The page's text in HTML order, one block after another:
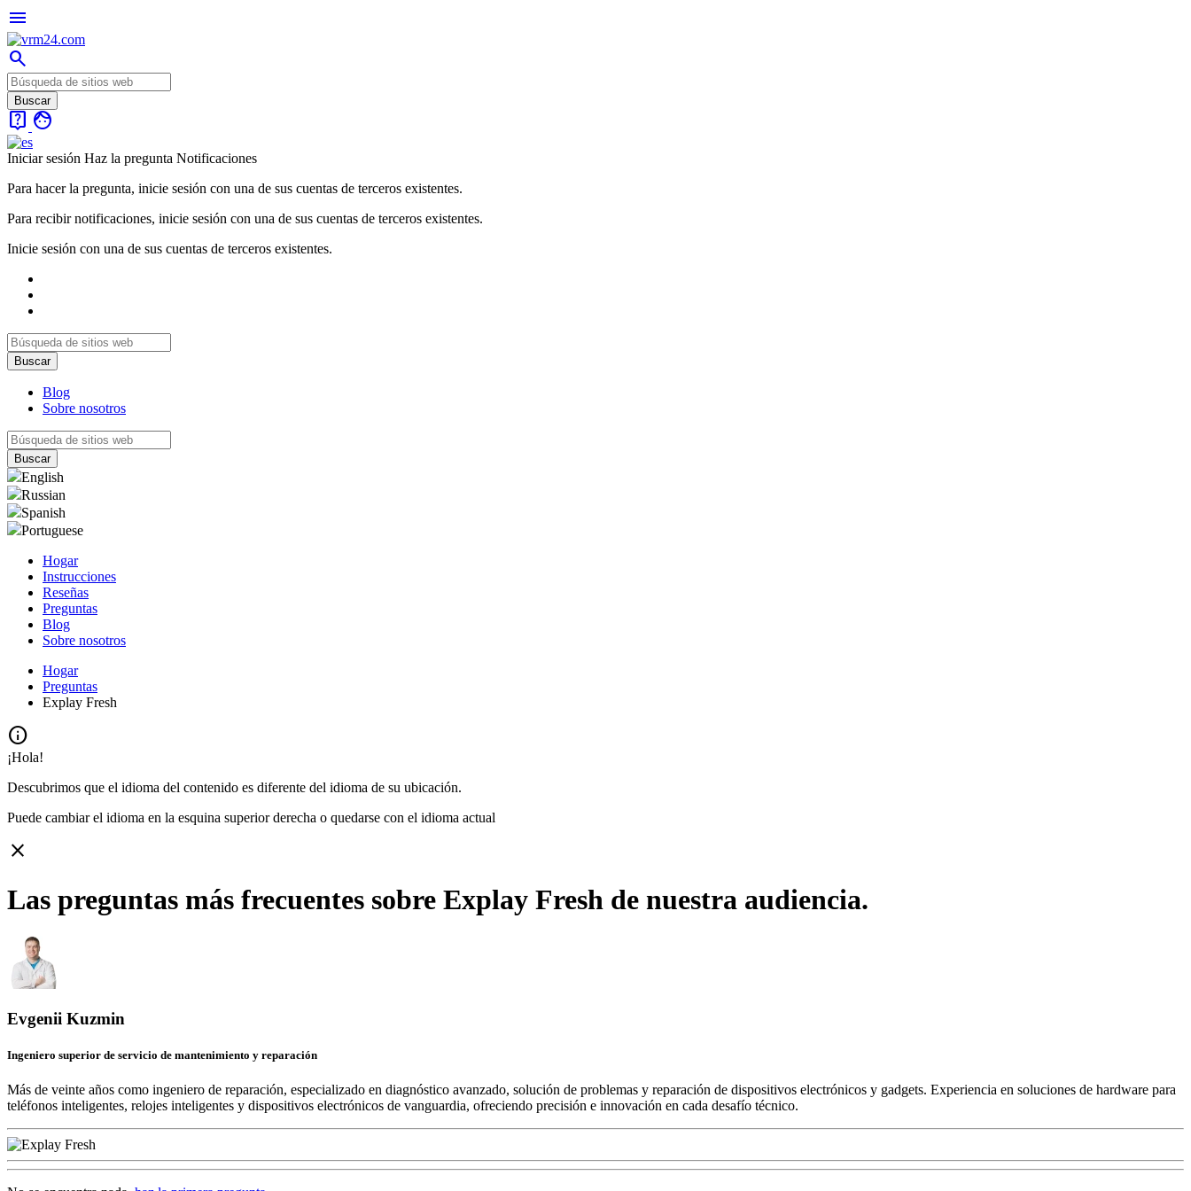
menu
search
live_help face
Iniciar sesión Haz la pregunta Notificaciones
Para hacer la pregunta, inicie sesión con una de sus cuentas de terceros existentes.
Para recibir notificaciones, inicie sesión con una de sus cuentas de terceros existentes.
Inicie sesión con una de sus cuentas de terceros existentes.
Blog
Sobre nosotros
English
Russian
Spanish
Portuguese
Hogar
Instrucciones
Reseñas
Preguntas
Blog
Sobre nosotros
Hogar
Preguntas
Explay Fresh
info
¡Hola!
Descubrimos que el idioma del contenido es diferente del idioma de su ubicación.
Puede cambiar el idioma en la esquina superior derecha o quedarse con el idioma actual
close
Las preguntas más frecuentes sobre Explay Fresh de nuestra audiencia.
Evgenii Kuzmin
Ingeniero superior de servicio de mantenimiento y reparación
Más de veinte años como ingeniero de reparación, especializado en diagnóstico avanzado, solución de problemas y reparación de dispositivos electrónicos y gadgets. Experiencia en soluciones de hardware para
teléfonos inteligentes, relojes inteligentes y dispositivos electrónicos de vanguardia, ofreciendo precisión e innovación en cada desafío técnico.